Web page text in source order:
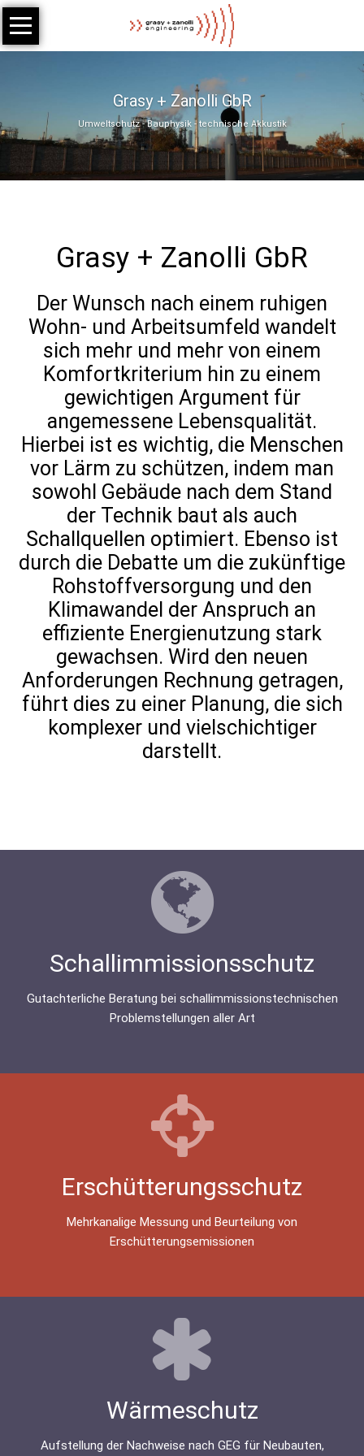
Grasy + Zanolli GbR
Umweltschutz - Bauphysik - technische Akkustik
Navigation
überspringen
Start
Schallimmissionsschutz
Schwingungs-
und
Erschütterungsschutz
Technische
Akustik
Referenzen
Impressum
Datenschutzerklärung
Grasy + Zanolli GbR
Der Wunsch nach einem ruhigen
Wohn- und Arbeitsumfeld wandelt
sich mehr und mehr von einem
Komfortkriterium hin zu einem
gewichtigen Argument für
angemessene Lebensqualität.
Hierbei ist es wichtig, die Menschen
vor Lärm zu schützen, indem man
sowohl Gebäude nach dem Stand
der Technik baut als auch
Schallquellen optimiert. Ebenso ist
durch die Debatte um die zukünftige
Rohstoffversorgung und den
Klimawandel der Anspruch an
effiziente Energienutzung stark
gewachsen. Wird den neuen
Anforderungen Rechnung getragen,
führt dies zu einer Planung, die sich
komplexer und vielschichtiger
darstellt.
Schallimmissionsschutz
Gutachterliche Beratung bei schallimmissionstechnischen
Problemstellungen aller Art
Erschütterungsschutz
Mehrkanalige Messung und Beurteilung von
Erschütterungsemissionen
Wärmeschutz
Aufstellung der Nachweise nach GEG für Neubauten,